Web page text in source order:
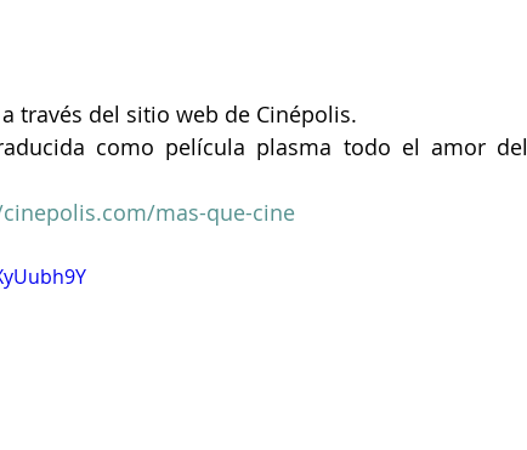
través del sitio web de Cinépolis.
como película plasma todo el amor del
mas-que-cine